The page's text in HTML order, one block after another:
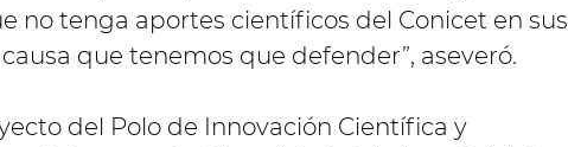
no tenga aportes científicos del Conicet en sus
causa que tenemos que defender”, aseveró.
del Polo de Innovación Científica y